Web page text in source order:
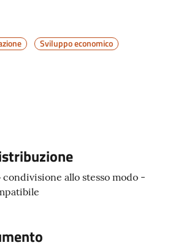
Sviluppo economico
condivisione allo stesso modo -